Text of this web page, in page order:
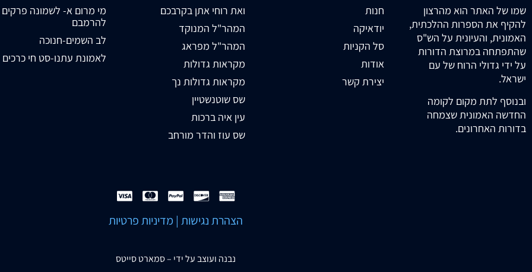
שמו של האתר הוא מהרצון
להקיף את הספרות ההלכתית,
האמונית, והעיונית על הש"ס
שהתפתחה במרוצת הדורות
על ידי גדולי הרוח של עם
ישראל.
ובנוסף לתת מקום לקומה
החדשה האמונית שצמחה
בדורות האחרונים.
חנות
יודאיקה
סל הקניות
אודות
יצירת קשר
ואת רוחי אתן בקרבכם
המהר"ל המנוקד
המהר"ל מפראג
מקראות גדולות
מקראות גדולות נך
שס שוטנשטיין
עין איה ברכות
שס עוז והדר מורחב
מי מרום א- לשמונה פרקים
להרמבם
לב השמים-חנוכה
לאמונת עתנו-סט חי כרכים
הצהרת נגישות | מדיניות פרטיות
נבנה ועוצב על ידי –סמארט סייטס